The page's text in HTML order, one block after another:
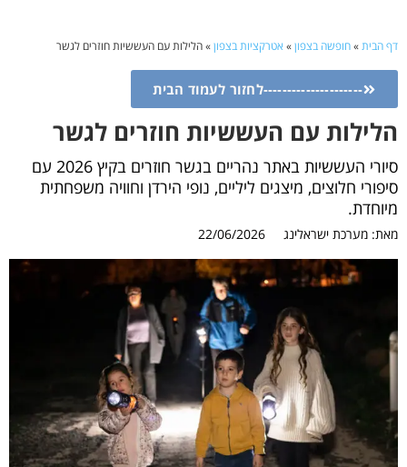
דף הבית»חופשה בצפון» אטרקציות בצפון»הלילות עם העששיות חוזרים לגשר
---------------------לחזור לעמוד הבית
הלילות עם העששיות חוזרים לגשר
סיורי העששיות באתר נהריים בגשר חוזרים בקיץ 2026 עם
סיפורי חלוצים, מיצגים ליליים, נופי הירדן וחוויה משפחתית
מיוחדת.
מאת: מערכת ישראלינג 22/06/2026